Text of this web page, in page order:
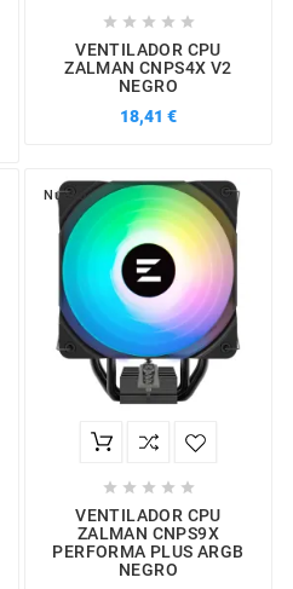
    
VENTILADOR CPU
ZALMAN CNPS4X V2
NEGRO
18,41 €
Nuevo
    
VENTILADOR CPU
ZALMAN CNPS9X
PERFORMA PLUS ARGB
NEGRO